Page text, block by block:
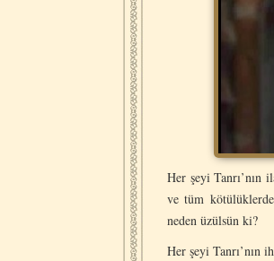
Her şeyi Tanrı’nın
ve tüm
neden üzülsün ki?
Her şeyi Tanrı’nın